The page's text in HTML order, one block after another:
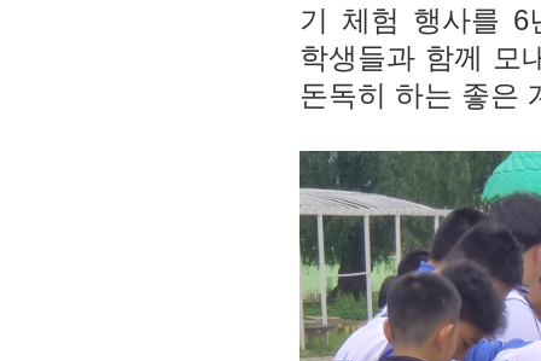
기 체험 행사를 6
학생들과 함께 모
돈독히 하는 좋은